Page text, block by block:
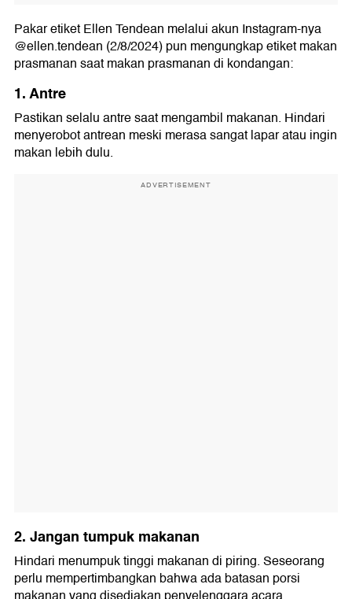
Pakar etiket Ellen Tendean melalui akun Instagram-nya
@ellen.tendean (2/8/2024) pun mengungkap etiket makan
prasmanan saat makan prasmanan di kondangan:
1. Antre
Pastikan selalu antre saat mengambil makanan. Hindari
menyerobot antrean meski merasa sangat lapar atau ingin
makan lebih dulu.
ADVERTISEMENT
2. Jangan tumpuk makanan
Hindari menumpuk tinggi makanan di piring. Seseorang
perlu mempertimbangkan bahwa ada batasan porsi